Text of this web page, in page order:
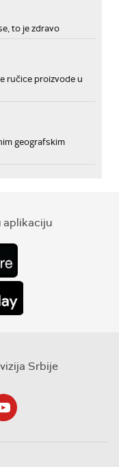
to je zdravo
ručice proizvode u
geografskim
aplikaciju
Srbije